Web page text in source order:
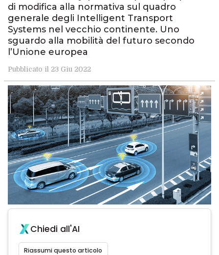
di modifica alla normativa sul quadro
generale degli Intelligent Transport
Systems nel vecchio continente. Uno
sguardo alla mobilità del futuro secondo
l’Unione europea
Pubblicato il 23 Giu 2022
Chiedi all'AI
Riassumi questo articolo